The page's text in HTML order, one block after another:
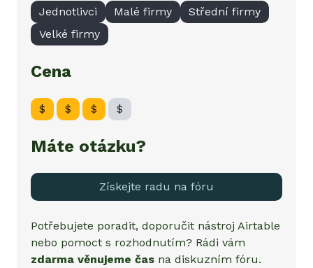
Jednotlivci Malé firmy
Střední firmy
Velké firmy
Cena
$ $ $ $
Máte otázku?
Získejte radu na fóru
Potřebujete poradit, doporučit nástroj Airtable
nebo pomoct s rozhodnutím? Rádi vám
zdarma věnujeme čas na diskuzním fóru.